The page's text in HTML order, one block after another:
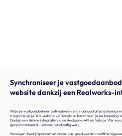
Synchroniseer je
website dankzij een Realworks-
Wil je je vastgoedbeheer optimaliseren en je aanbod altijd actueel
integratie op je Wix-website via Yonglo automatiseer je de koppeling
Dankzij een slimme integratie via de Realworks API en Velo by Wix
gesynchroniseerd – zonder handmatig werk.
Woningen, bedrijfspanden en ander vastgoed worden realtime